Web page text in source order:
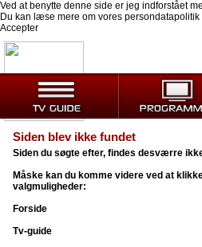
Ved at benytte denne side er jeg indforstået
Du kan læse mere om vores persondatapolitik
Accepter
Siden blev ikke fundet
Siden du søgte efter, findes desværre
Måske kan du komme videre ved at
valgmuligheder:
Forside
Tv-guide